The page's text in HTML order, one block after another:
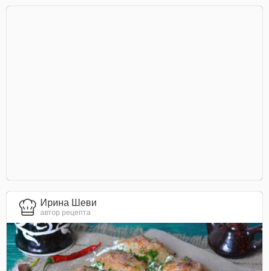
Ирина Шеви
автор рецепта